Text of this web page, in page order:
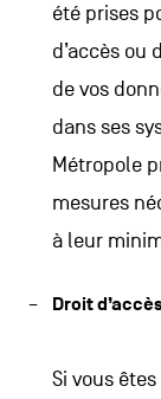
été prises
d’accès
de vos
dans ses
Métropole
mesures
à leur
Droit
Si vous